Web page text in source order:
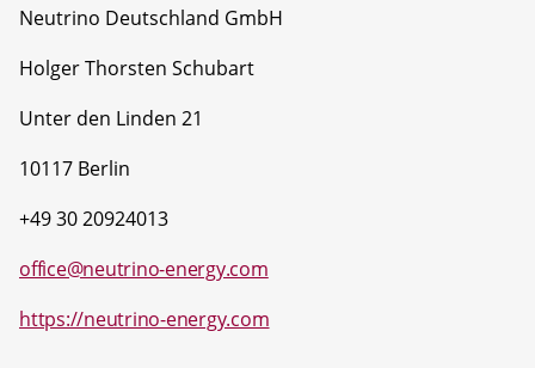
Neutrino Deutschland GmbH
Holger Thorsten Schubart
Unter den Linden 21
10117 Berlin
+49 30 20924013
office@neutrino-energy.com
https://neutrino-energy.com